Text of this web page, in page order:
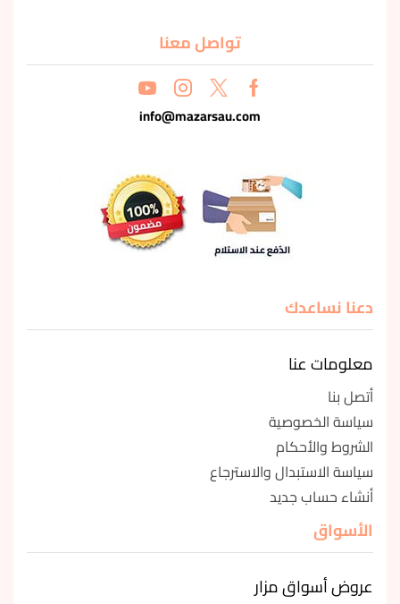
تواصل معنا
info@mazarsau.com
دعنا نساعدك
معلومات عنا
أتصل بنا
سياسة الخصوصية
الشروط والأحكام
سياسة الاستبدال والاسترجاع
أنشاء حساب جديد
الأسواق
عروض أسواق مزار